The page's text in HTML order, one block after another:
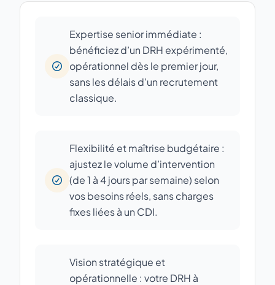
Expertise senior immédiate :
bénéficiez d’un DRH expérimenté,
opérationnel dès le premier jour,
sans les délais d’un recrutement
classique.
Flexibilité et maîtrise budgétaire :
ajustez le volume d’intervention
(de 1 à 4 jours par semaine) selon
vos besoins réels, sans charges
fixes liées à un CDI.
Vision stratégique et
opérationnelle : votre DRH à